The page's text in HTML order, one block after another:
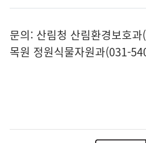
문의: 산림청 산림환경보호
목원 정원식물자원과(031-